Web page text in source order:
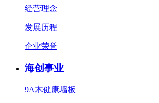
经营理念
发展历程
企业荣誉
海创事业
9A木健康墙板